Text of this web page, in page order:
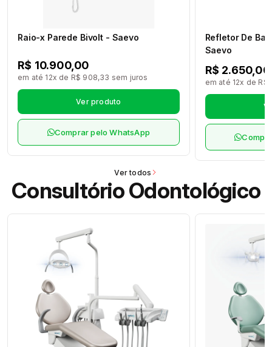
Raio-x Parede Bivolt - Saevo
R$ 10.900,00
em até 12x de R$ 908,33 sem juros
Ver produto
Comprar pelo WhatsApp
Refletor De
Saevo
R$ 2.650,00
em até 12x de
Ver todos
Consultório Odontológico